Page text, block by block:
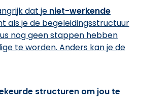
dat je niet-werkende
als je de begeleidingsstructuur
nog geen stappen hebben
te worden. Anders kan je de
structuren om jou te